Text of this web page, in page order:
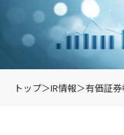
トップ＞IR情報＞有価証